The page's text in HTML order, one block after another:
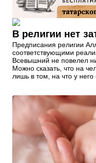
В религии нет
Предписания религии
соответствующими
Всевышний не повелел
Можно сказать, что на
лишь в том, на что у него